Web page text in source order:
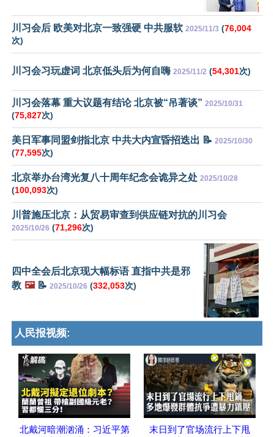
川习会后 欧美对北京一致强硬 中共服软 2025/11/3 (76,004
次)
川习会习玩虚词 北京低头后为何自嗨 2025/11/2 (54,301次)
川习会落幕 重大议题有结论 北京被“吊著谈” 2025/10/31
(75,827次)
美日军事同盟剑指北京 中共大内宣昏招迭出 📝 2025/10/30
(77,595次)
北京举办台湾光复八十周年纪念会诡异之处 2025/10/28
(100,093次)
川普施压北京：从贸易审查到供应链对抗的川习会
2025/10/26 (71,296次)
四中全会后北京现大幅标语 直指中共是邪
教 🖼️📝 2025/10/26 (332,053次)
人民报视频:
北戴河暗潮汹涌：习近平第
末日到了官场流行上下甩